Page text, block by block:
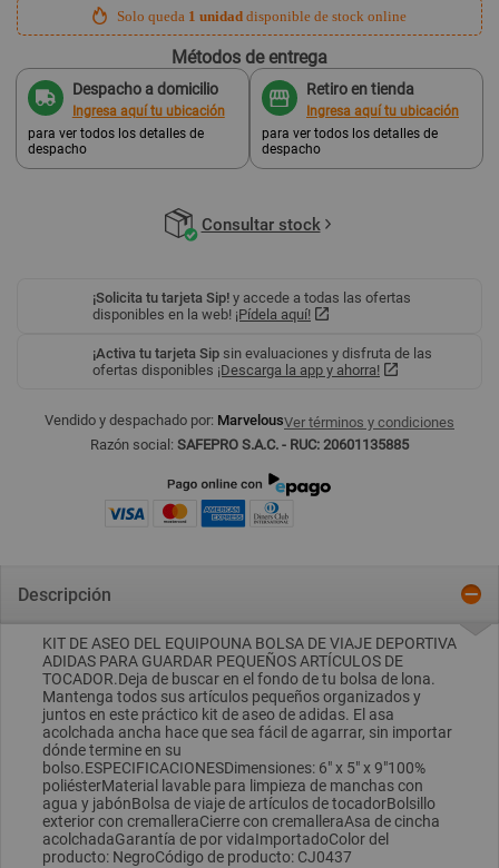
Solo queda 1 unidaddisponible de stock online
Métodos de entrega
Despacho a domicilio
Ingresa aquí tu ubicación
para ver todos los detalles de
despacho
Retiro en tienda
Ingresa aquí tu ubicación
para ver todos los detalles de
despacho
Consultar stock
¡Solicita tu tarjeta Sip! y accede a todas las ofertas
disponibles en la web! ¡Pídela aquí!
¡Activa tu tarjeta Sip sin evaluaciones y disfruta de las
ofertas disponibles ¡Descarga la app y ahorra!
Vendido y despachado por: MarvelousVer términos y condiciones
Razón social: SAFEPRO S.A.C. - RUC: 20601135885
Descripción
KIT DE ASEO DEL EQUIPOUNA BOLSA DE VIAJE DEPORTIVA
ADIDAS PARA GUARDAR PEQUEÑOS ARTÍCULOS DE
TOCADOR.Deja de buscar en el fondo de tu bolsa de lona.
Mantenga todos sus artículos pequeños organizados y
juntos en este práctico kit de aseo de adidas. El asa
acolchada ancha hace que sea fácil de agarrar, sin importar
dónde termine en su
bolso.ESPECIFICACIONESDimensiones: 6" x 5" x 9"100%
poliésterMaterial lavable para limpieza de manchas con
agua y jabónBolsa de viaje de artículos de tocadorBolsillo
exterior con cremalleraCierre con cremalleraAsa de cincha
acolchadaGarantía de por vidaImportadoColor del
producto: NegroCódigo de producto: CJ0437